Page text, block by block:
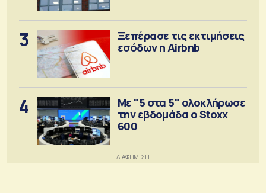
3
Ξεπέρασε τις εκτιμήσεις
εσόδων η Airbnb
4
Με "5 στα 5" ολοκλήρωσε
την εβδομάδα ο Stoxx
600